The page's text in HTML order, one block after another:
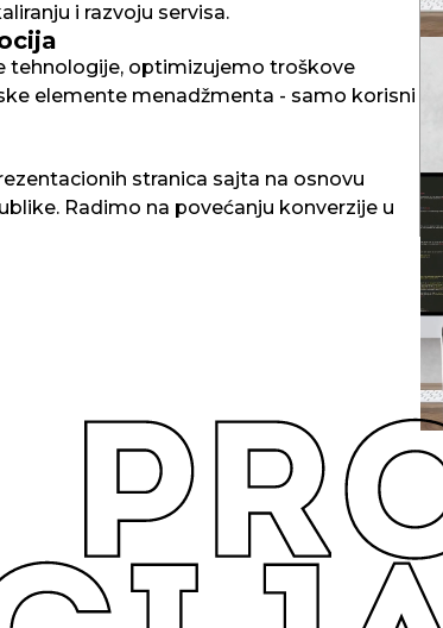
i razvoju servisa.
tehnologije, optimizujemo troškove
elemente menadžmenta - samo korisni
stranica sajta na osnovu
Radimo na povećanju konverzije u